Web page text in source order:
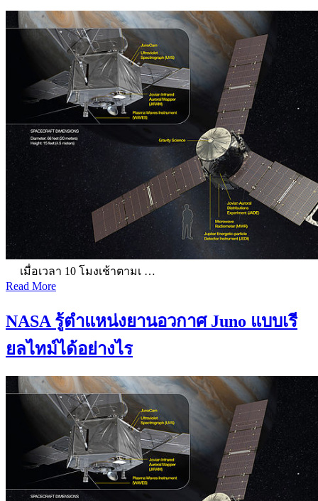
เมื่อเวลา 10 โมงเช้าตามเ …
Read More
NASA รู้ตำแหน่งยานอวกาศ Juno แบบเรี
ยลไทม์ได้อย่างไร